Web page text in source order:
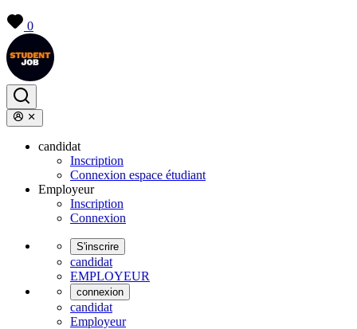
0
candidat
Inscription
Connexion espace étudiant
Employeur
Inscription
Connexion
S'inscrire
candidat
EMPLOYEUR
connexion
candidat
Employeur